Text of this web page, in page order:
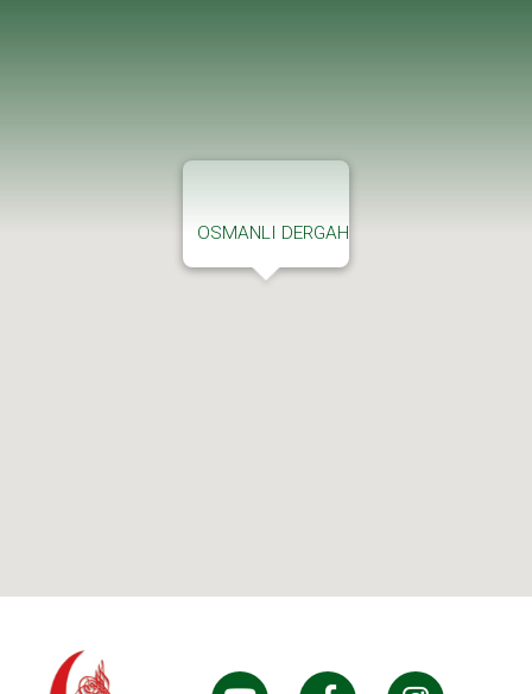
OSMANLI DERGAH